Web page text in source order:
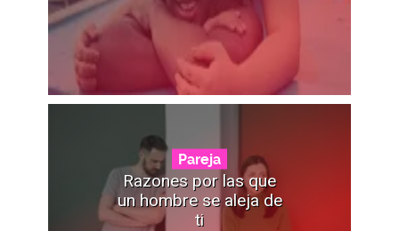
Pareja
Razones por las que
un hombre se aleja de
ti